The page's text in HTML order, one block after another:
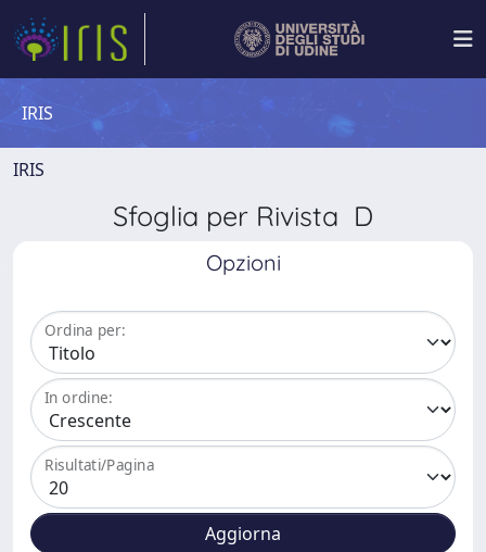
IRIS
IRIS
Sfoglia per Rivista D
Opzioni
Ordina per:
In ordine:
Risultati/Pagina